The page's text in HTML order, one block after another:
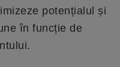
potențialul și
în funcție de